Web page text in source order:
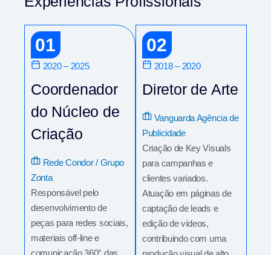
01
2020 – 2025
Coordenador
do Núcleo de
Criação
Rede Condor / Grupo
Zonta
Responsável pelo
desenvolvimento de
peças para redes sociais,
materiais off-line e
comunicação 360° das
02
2018 – 2020
Diretor de Arte
Vanguarda Agência de
Publicidade
Criação de Key Visuals
para campanhas e
clientes variados.
Atuação em páginas de
captação de leads e
edição de vídeos,
contribuindo com uma